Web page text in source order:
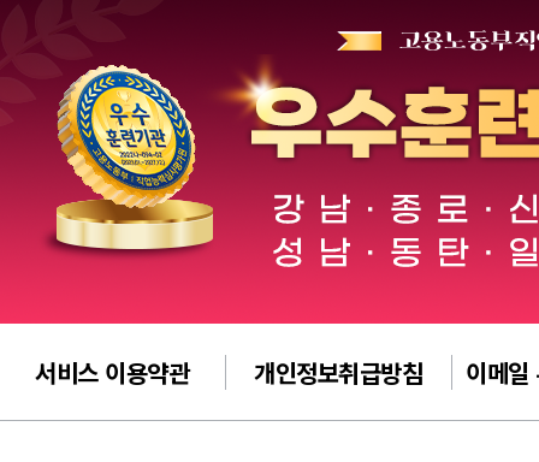
서비스 이용약관 개인정보취급방침 이메일